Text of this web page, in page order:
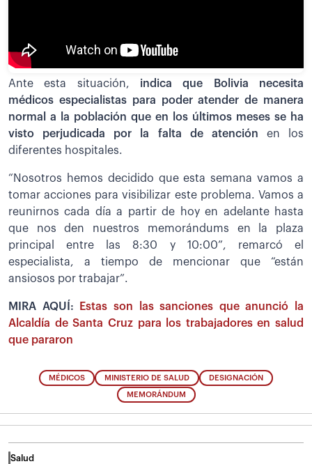
Ante esta situación, indica que Bolivia necesita
médicos especialistas para poder atender de manera
normal a la población que en los últimos meses se ha
visto perjudicada por la falta de atención en los
diferentes hospitales.
“Nosotros hemos decidido que esta semana vamos a
tomar acciones para visibilizar este problema. Vamos a
reunirnos cada día a partir de hoy en adelante hasta
que nos den nuestros memorándums en la plaza
principal entre las 8:30 y 10:00”, remarcó el
especialista, a tiempo de mencionar que “están
ansiosos por trabajar”.
MIRA AQUÍ: Estas son las sanciones que anunció la
Alcaldía de Santa Cruz para los trabajadores en salud
que pararon
MÉDICOS MINISTERIO DE SALUD DESIGNACIÓN
MEMORÁNDUM
Salud